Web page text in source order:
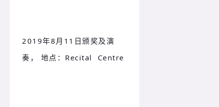
2019年8月11日颁奖及演
奏， 地点： Recital Centre